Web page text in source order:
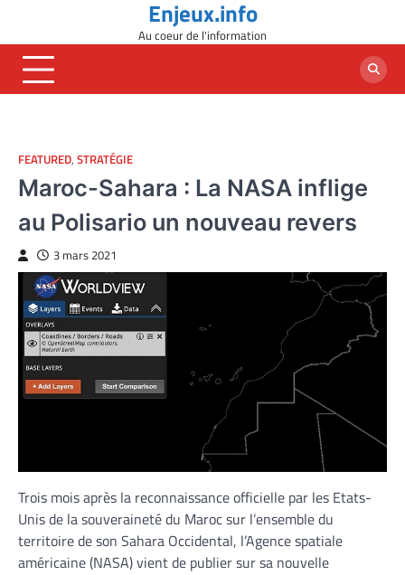
content
Enjeux.info
Au coeur de l'information
FEATURED, STRATÉGIE
Maroc-Sahara : La NASA inflige
au Polisario un nouveau revers
3 mars 2021
Trois mois après la reconnaissance officielle par les Etats-
Unis de la souveraineté du Maroc sur l’ensemble du
territoire de son Sahara Occidental, l’Agence spatiale
américaine (NASA) vient de publier sur sa nouvelle